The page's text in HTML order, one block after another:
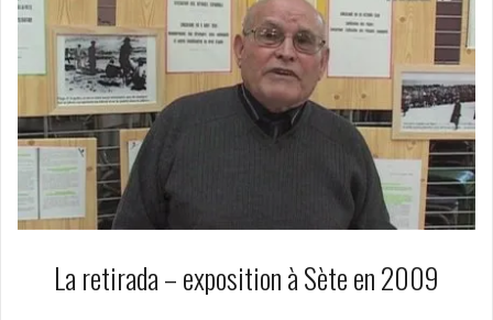
La retirada – exposition à Sète en 2009